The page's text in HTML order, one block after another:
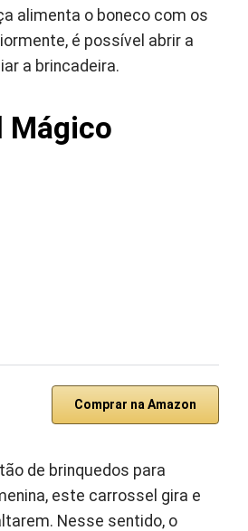
alimenta o boneco com os
é possível abrir a
a brincadeira.
Mágico
Comprar na Amazon
de brinquedos para
este carrossel gira e
Nesse sentido, o